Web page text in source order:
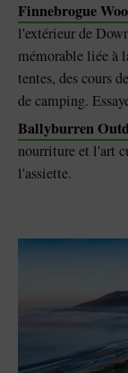
Finnebrogue
l'extérieur de
mémorable liée à
tentes, des cours
de camping.
Ballyburren
nourriture et l'art
l'assiette.